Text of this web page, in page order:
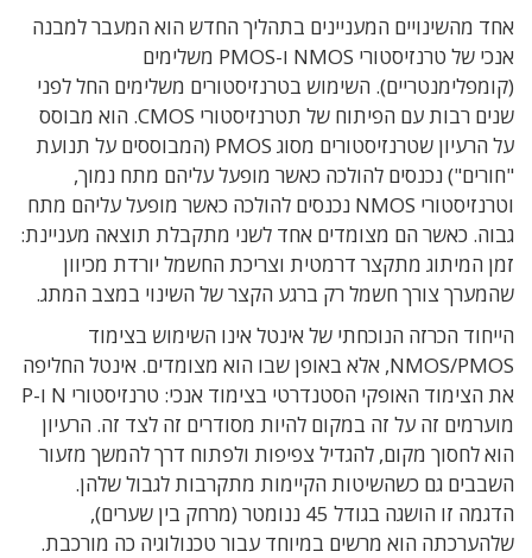
אחד מהשינויים המעניינים בתהליך החדש הוא המעבר למבנה
אנכי של טרנזיסטורי NMOS ו-PMOS משלימים
(קומפלימנטריים). השימוש בטרנזיסטורים משלימים החל לפני
שנים רבות עם הפיתוח של תטרנזיסטורי CMOS. הוא מבוסס
על הרעיון שטרנזיסטורים מסוג PMOS (המבוססים על תנועת
"חורים") נכנסים להולכה כאשר מופעל עליהם מתח נמוך,
וטרנזיסטורי NMOS נכנסים להולכה כאשר מופעל עליהם מתח
גבוה. כאשר הם מצומדים אחד לשני מתקבלת תוצאה מעניינת:
זמן המיתוג מתקצר דרמטית וצריכת החשמל יורדת מכיוון
שהמערך צורך חשמל רק ברגע הקצר של השינוי במצב המתג.
הייחוד הכרזה הנוכחתי של אינטל אינו השימוש בצימוד
NMOS/PMOS, אלא באופן שבו הוא מצומדים. אינטל החליפה
את הצימוד האופקי הסטנדרטי בצימוד אנכי: טרנזיסטורי N ו-P
מוערמים זה על זה במקום להיות מסודרים זה לצד זה. הרעיון
הוא לחסוך מקום, להגדיל צפיפות ולפתוח דרך להמשך מזעור
השבבים גם כשהשיטות הקיימות מתקרבות לגבול שלהן.
הדגמה זו הושגה בגודל 45 ננומטר (מרחק בין שערים),
שלהערכתה הוא מרשים במיוחד עבור טכנולוגיה כה מורכבת.